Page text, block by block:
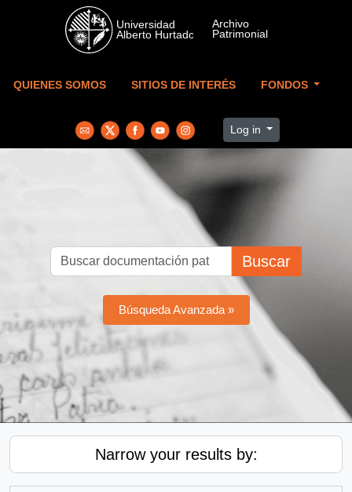
Skip to main content
QUIENES SOMOS SITIOS DE INTERÉS FONDOS
Log in
Buscar
Búsqueda Avanzada »
Narrow your results by: